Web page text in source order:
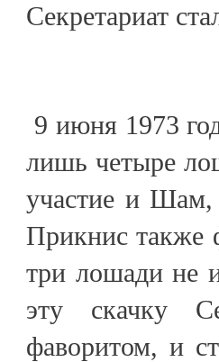
Секретариат
9 июня 1973
лишь четыре
участие и
Прикнис также
три лошади не
эту скачку
фаворитом, и